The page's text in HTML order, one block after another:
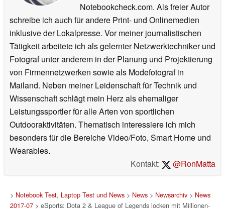
Notebookcheck.com. Als freier Autor
schreibe ich auch für andere Print- und Onlinemedien
inklusive der Lokalpresse. Vor meiner journalistischen
Tätigkeit arbeitete ich als gelernter Netzwerktechniker und
Fotograf unter anderem in der Planung und Projektierung
von Firmennetzwerken sowie als Modefotograf in
Mailand. Neben meiner Leidenschaft für Technik und
Wissenschaft schlägt mein Herz als ehemaliger
Leistungssportler für alle Arten von sportlichen
Outdooraktivitäten. Thematisch interessiere ich mich
besonders für die Bereiche Video/Foto, Smart Home und
Wearables.
Kontakt:
@RonMatta
> Notebook Test, Laptop Test und News> News> Newsarchiv> News
2017-07 > eSports: Dota 2 & League of Legends locken mit Millionen-